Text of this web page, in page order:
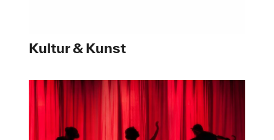
Kultur & Kunst